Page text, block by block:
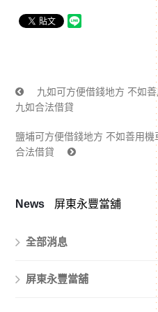
九如可方便借錢地方 不如
九如合法借貸
鹽埔可方便借錢地方 不如善用
合法借貸
News 屏東永豐當舖
全部消息
屏東永豐當舖